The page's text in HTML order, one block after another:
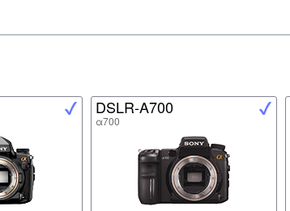
DSLR-A700
α700